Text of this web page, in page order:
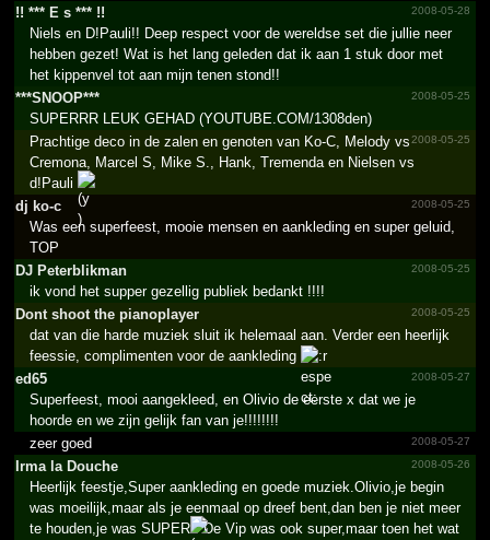
!!­ ***­ E s ***­ !!­
2008-05-28
Niels en D!Pauli!! Deep respect voor de wereldse set die jullie neer
hebben gezet! Wat is het lang geleden dat ik aan 1 stuk door met
het kippenvel tot aan mijn tenen stond!!
***SNOOP***
2008-05-25
SUPERRR LEUK GEHAD (YOUTUBE.COM/1308den)
2008-05-25
Prachtige deco in de zalen en genoten van Ko-C, Melody vs
Cremona, Marcel S, Mike S., Hank, Tremenda en Nielsen vs
d!Pauli
dj ko-c
2008-05-25
Was een superfeest, mooie mensen en aankleding en super geluid,
TOP
DJ Peterb­likman
2008-05-25
ik vond het supper gezellig publiek bedankt !!!!
Dont shoot the pianoplayer
2008-05-25
dat van die harde muziek sluit ik helemaal aan. Verder een heerlijk
feessie, complimenten voor de aankleding
ed65
2008-05-27
Superfeest, mooi aangekleed, en Olivio de eerste x dat we je
hoorde en we zijn gelijk fan van je!!!!!!!!
2008-05-27
zeer goed
Irma la Douche
2008-05-26
Heerlijk feestje,Super aankleding en goede muziek.Olivio,je begin
was moeilijk,maar als je eenmaal op dreef bent,dan ben je niet meer
te houden,je was SUPER
De Vip was ook super,maar toen het wat